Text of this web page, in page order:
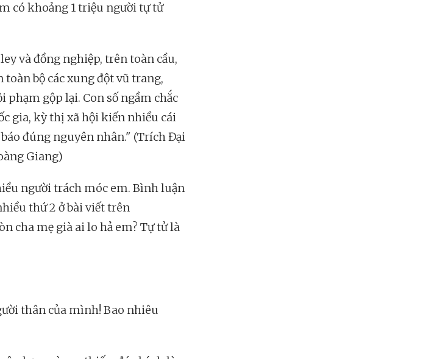
có khoảng 1 triệu người tự tử
và đồng nghiệp, trên toàn cầu,
bộ các xung đột vũ trang,
phạm gộp lại. Con số ngầm chắc
gia, kỳ thị xã hội kiến nhiều cái
đúng nguyên nhân." (Trích Đại
Giang)
người trách móc em. Bình luận
thứ 2 ở bài viết trên
cha mẹ già ai lo hả em? Tự tử là
thân của mình! Bao nhiêu